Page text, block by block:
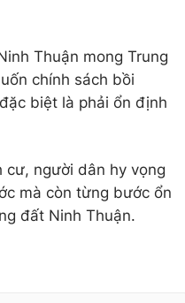
Thuận mong Trung
chính sách bồi
biệt là phải ổn định
người dân hy vọng
mà còn từng bước ổn
đất Ninh Thuận.